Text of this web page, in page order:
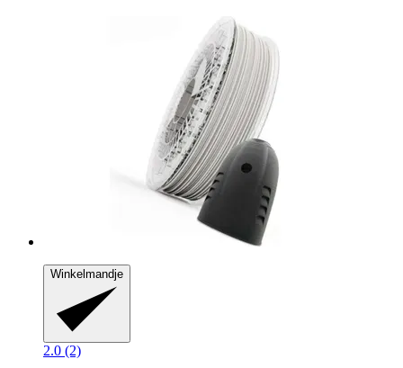
Winkelmandje
2.0 (2)